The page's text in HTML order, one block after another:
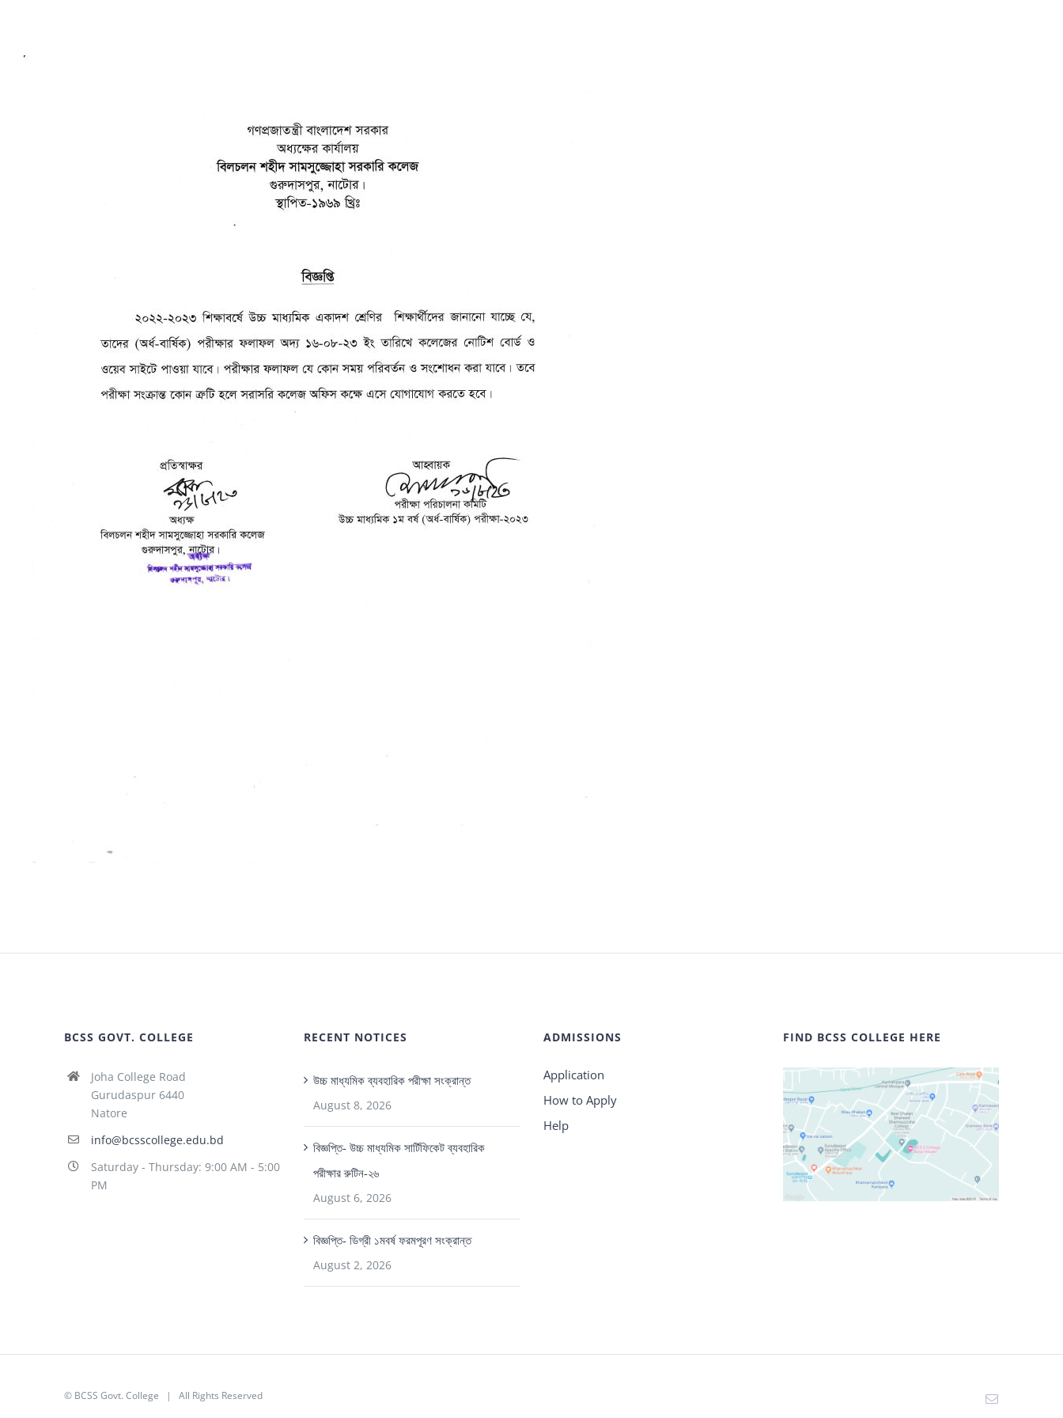
BCSS GOVT. COLLEGE
Joha College Road
Gurudaspur 6440
Natore
info@bcsscollege.edu.bd
Saturday - Thursday: 9:00 AM - 5:00
PM
RECENT NOTICES
উচ্চ মাধ্যমিক ব্যবহারিক পরীক্ষা সংক্রান্ত
August 8, 2026
বিজ্ঞপ্তি- উচ্চ মাধ্যমিক সার্টিফিকেট ব্যবহারিক
পরীক্ষার রুটিন-২৬
August 6, 2026
বিজ্ঞপ্তি- ডিগ্রী ১মবর্ষ ফরমপূরণ সংক্রান্ত
August 2, 2026
ADMISSIONS
Application
How to Apply
Help
FIND BCSS COLLEGE HERE
© BCSS Govt. College | All Rights Reserved Email